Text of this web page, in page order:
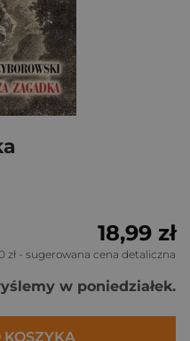
18,99 zł
zł - sugerowana cena detaliczna
w poniedziałek.